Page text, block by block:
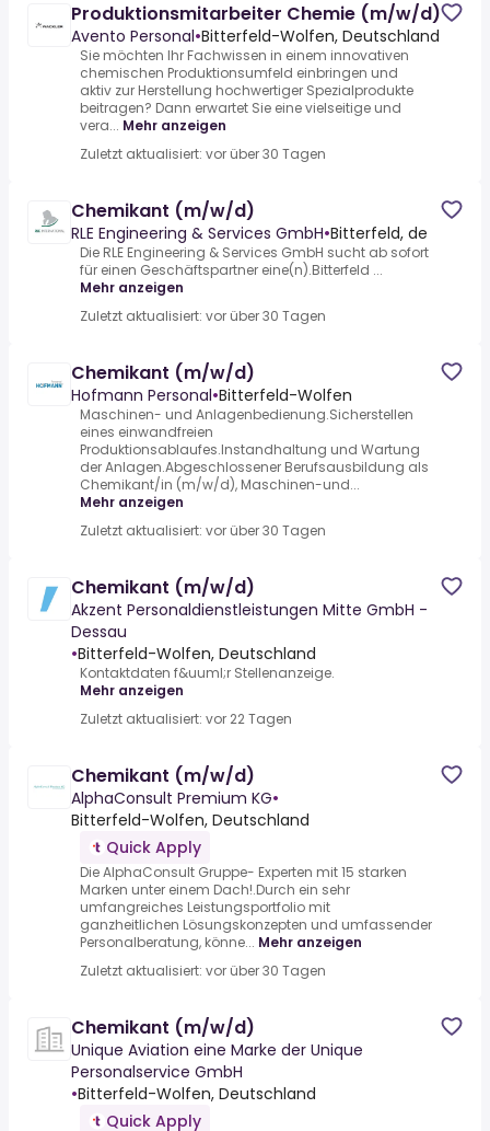
Produktionsmitarbeiter Chemie (m/w/d)
Avento Personal•Bitterfeld-Wolfen, Deutschland
Sie möchten Ihr Fachwissen in einem innovativen
chemischen Produktionsumfeld einbringen und
aktiv zur Herstellung hochwertiger Spezialprodukte
beitragen? Dann erwartet Sie eine vielseitige und
vera... Mehr anzeigen
Zuletzt aktualisiert: vor über 30 Tagen
Chemikant (m/w/d)
RLE Engineering & Services GmbH•Bitterfeld, de
Die RLE Engineering & Services GmbH sucht ab sofort
für einen Geschäftspartner eine(n).Bitterfeld ...
Mehr anzeigen
Zuletzt aktualisiert: vor über 30 Tagen
Chemikant (m/w/d)
Hofmann Personal•Bitterfeld-Wolfen
Maschinen- und Anlagenbedienung.Sicherstellen
eines einwandfreien
Produktionsablaufes.Instandhaltung und Wartung
der Anlagen.Abgeschlossener Berufsausbildung als
Chemikant/in (m/w/d), Maschinen-und...
Mehr anzeigen
Zuletzt aktualisiert: vor über 30 Tagen
Chemikant (m/w/d)
Akzent Personaldienstleistungen Mitte GmbH -
Dessau
•Bitterfeld-Wolfen, Deutschland
Kontaktdaten f&uuml;r Stellenanzeige.
Mehr anzeigen
Zuletzt aktualisiert: vor 22 Tagen
Chemikant (m/w/d)
AlphaConsult Premium KG•
Bitterfeld-Wolfen, Deutschland
Quick Apply
Die AlphaConsult Gruppe- Experten mit 15 starken
Marken unter einem Dach!.Durch ein sehr
umfangreiches Leistungsportfolio mit
ganzheitlichen Lösungskonzepten und umfassender
Personalberatung, könne... Mehr anzeigen
Zuletzt aktualisiert: vor über 30 Tagen
Chemikant (m/w/d)
Unique Aviation eine Marke der Unique
Personalservice GmbH
•Bitterfeld-Wolfen, Deutschland
Quick Apply